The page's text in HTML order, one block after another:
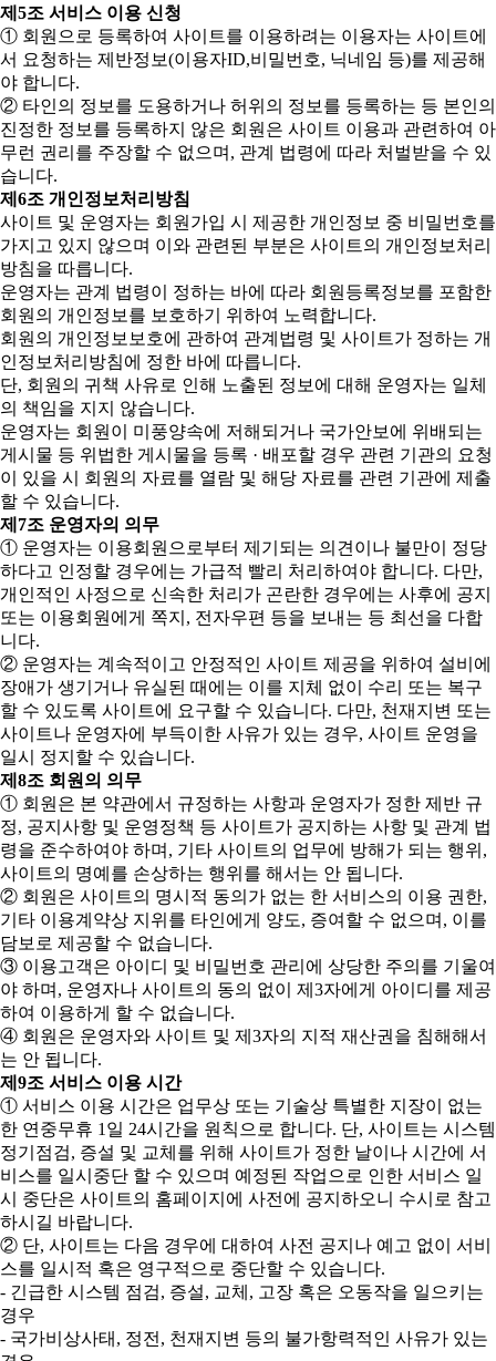
제5조 서비스 이용 신청
① 회원으로 등록하여 사이트를 이용하려는 이용자는 사이트에
서 요청하는 제반정보(이용자ID,비밀번호, 닉네임 등)를 제공해
야 합니다.
② 타인의 정보를 도용하거나 허위의 정보를 등록하는 등 본인의
진정한 정보를 등록하지 않은 회원은 사이트 이용과 관련하여 아
무런 권리를 주장할 수 없으며, 관계 법령에 따라 처벌받을 수 있
습니다.
제6조 개인정보처리방침
사이트 및 운영자는 회원가입 시 제공한 개인정보 중 비밀번호를
가지고 있지 않으며 이와 관련된 부분은 사이트의 개인정보처리
방침을 따릅니다.
운영자는 관계 법령이 정하는 바에 따라 회원등록정보를 포함한
회원의 개인정보를 보호하기 위하여 노력합니다.
회원의 개인정보보호에 관하여 관계법령 및 사이트가 정하는 개
인정보처리방침에 정한 바에 따릅니다.
단, 회원의 귀책 사유로 인해 노출된 정보에 대해 운영자는 일체
의 책임을 지지 않습니다.
운영자는 회원이 미풍양속에 저해되거나 국가안보에 위배되는
게시물 등 위법한 게시물을 등록 · 배포할 경우 관련 기관의 요청
이 있을 시 회원의 자료를 열람 및 해당 자료를 관련 기관에 제출
할 수 있습니다.
제7조 운영자의 의무
① 운영자는 이용회원으로부터 제기되는 의견이나 불만이 정당
하다고 인정할 경우에는 가급적 빨리 처리하여야 합니다. 다만,
개인적인 사정으로 신속한 처리가 곤란한 경우에는 사후에 공지
또는 이용회원에게 쪽지, 전자우편 등을 보내는 등 최선을 다합
니다.
② 운영자는 계속적이고 안정적인 사이트 제공을 위하여 설비에
장애가 생기거나 유실된 때에는 이를 지체 없이 수리 또는 복구
할 수 있도록 사이트에 요구할 수 있습니다. 다만, 천재지변 또는
사이트나 운영자에 부득이한 사유가 있는 경우, 사이트 운영을
일시 정지할 수 있습니다.
제8조 회원의 의무
① 회원은 본 약관에서 규정하는 사항과 운영자가 정한 제반 규
정, 공지사항 및 운영정책 등 사이트가 공지하는 사항 및 관계 법
령을 준수하여야 하며, 기타 사이트의 업무에 방해가 되는 행위,
사이트의 명예를 손상하는 행위를 해서는 안 됩니다.
② 회원은 사이트의 명시적 동의가 없는 한 서비스의 이용 권한,
기타 이용계약상 지위를 타인에게 양도, 증여할 수 없으며, 이를
담보로 제공할 수 없습니다.
③ 이용고객은 아이디 및 비밀번호 관리에 상당한 주의를 기울여
야 하며, 운영자나 사이트의 동의 없이 제3자에게 아이디를 제공
하여 이용하게 할 수 없습니다.
④ 회원은 운영자와 사이트 및 제3자의 지적 재산권을 침해해서
는 안 됩니다.
제9조 서비스 이용 시간
① 서비스 이용 시간은 업무상 또는 기술상 특별한 지장이 없는
한 연중무휴 1일 24시간을 원칙으로 합니다. 단, 사이트는 시스템
정기점검, 증설 및 교체를 위해 사이트가 정한 날이나 시간에 서
비스를 일시중단 할 수 있으며 예정된 작업으로 인한 서비스 일
시 중단은 사이트의 홈페이지에 사전에 공지하오니 수시로 참고
하시길 바랍니다.
② 단, 사이트는 다음 경우에 대하여 사전 공지나 예고 없이 서비
스를 일시적 혹은 영구적으로 중단할 수 있습니다.
- 긴급한 시스템 점검, 증설, 교체, 고장 혹은 오동작을 일으키는
경우
- 국가비상사태, 정전, 천재지변 등의 불가항력적인 사유가 있는